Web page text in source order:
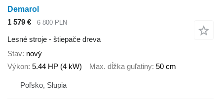
Demarol
1 579 €
6 800 PLN
Lesné stroje - štiepače dreva
Stav nový
Výkon 5.44 HP (4 kW) Max. dĺžka guľatiny 50 cm
Poľsko, Słupia